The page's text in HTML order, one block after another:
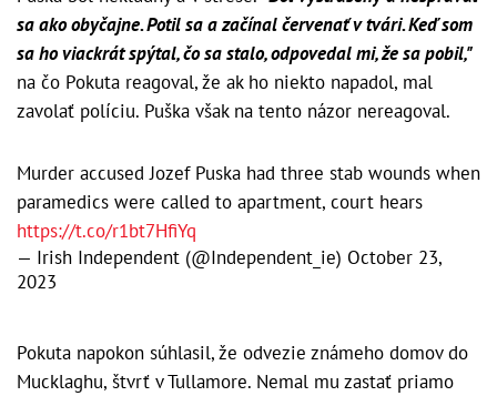
sa ako obyčajne. Potil sa a začínal červenať v tvári. Keď som
sa ho viackrát spýtal, čo sa stalo, odpovedal mi, že sa pobil,"
na čo Pokuta reagoval, že ak ho niekto napadol, mal
zavolať políciu. Puška však na tento názor nereagoval.
Murder accused Jozef Puska had three stab wounds when
paramedics were called to apartment, court hears
https://t.co/r1bt7HfiYq
— Irish Independent (@Independent_ie) October 23,
2023
Pokuta napokon súhlasil, že odvezie známeho domov do
Mucklaghu, štvrť v Tullamore. Nemal mu zastať priamo